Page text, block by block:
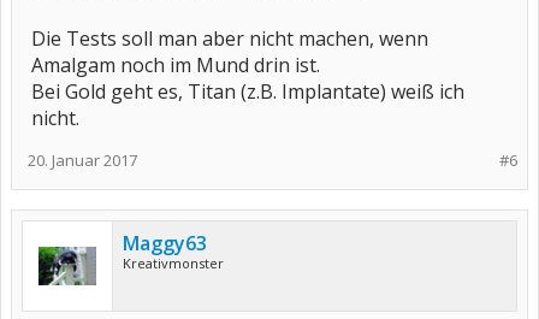
Die Tests soll man aber nicht machen, wenn
Amalgam noch im Mund drin ist.
Bei Gold geht es, Titan (z.B. Implantate) weiß ich
nicht.
#6
20. Januar 2017
Maggy63
Kreativmonster